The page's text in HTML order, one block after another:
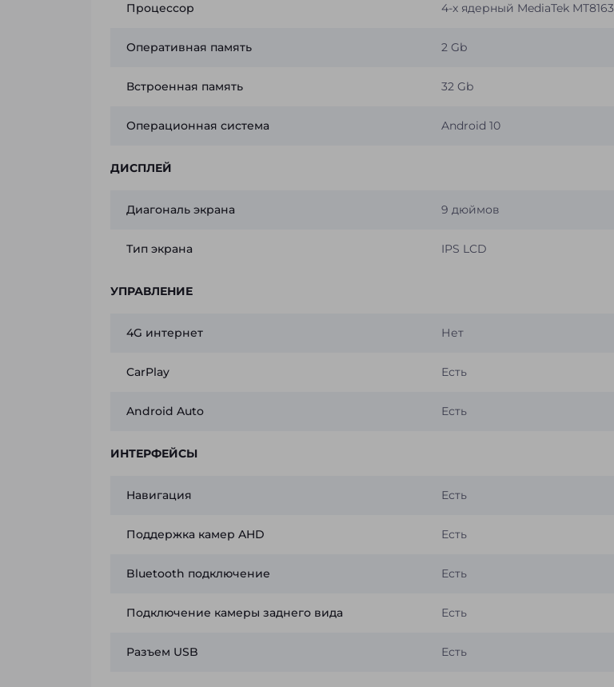
Процессор 4-х ядерный MediaTek MT8163
Оперативная память 2 Gb
Встроенная память 32 Gb
Операционная система Android 10
ДИСПЛЕЙ
Диагональ экрана 9 дюймов
Тип экрана IPS LCD
УПРАВЛЕНИЕ
4G интернет Нет
CarPlay Есть
Android Auto Есть
ИНТЕРФЕЙСЫ
Навигация Есть
Поддержка камер AHD Есть
Bluetooth подключение Есть
Подключение камеры заднего вида Есть
Разъем USB Есть